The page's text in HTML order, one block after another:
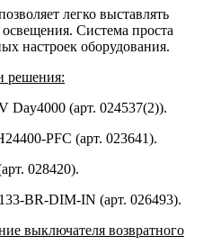
легко выставлять
Система проста
настроек оборудования.
решения:
Day4000 (арт. 024537(2)).
PFC (арт. 023641).
028420).
BR-DIM-IN (арт. 026493).
выключателя возвратного